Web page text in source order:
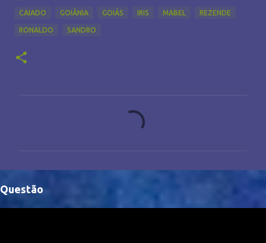
CAIADO GOIÂNIA GOIÁS IRIS MABEL REZENDE
RONALDO SANDRO
t
Questão